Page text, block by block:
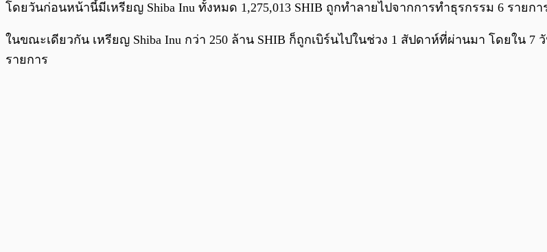
โดยวันก่อนหน้านี้มีเหรียญ Shiba Inu ทั้งหมด 1,275,013 SHIB ถูกทำลายไปจากการทำธุรกรรม 6 รายก
ในขณะเดียวกัน เหรียญ Shiba Inu กว่า 250 ล้าน SHIB ก็ถูกเบิร์นไปในช่วง 1 สัปดาห์ที่ผ่านมา โดยใน 7
รายการ